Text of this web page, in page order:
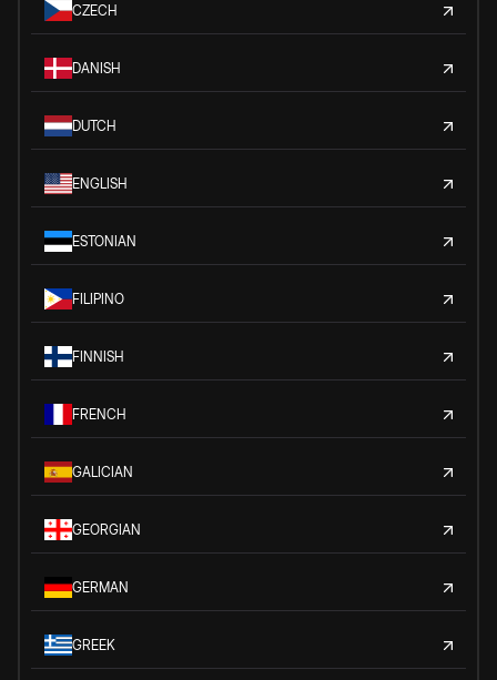
CZECH
DANISH
DUTCH
ENGLISH
ESTONIAN
FILIPINO
FINNISH
FRENCH
GALICIAN
GEORGIAN
GERMAN
GREEK